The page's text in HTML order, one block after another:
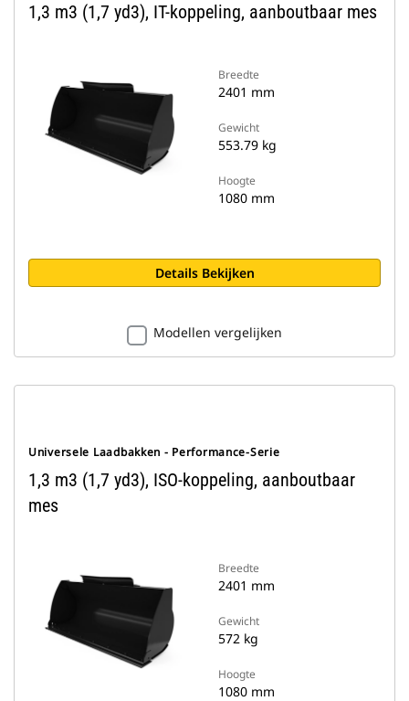
1,3 m3 (1,7 yd3), IT-koppeling, aanboutbaar mes
Breedte
2401 mm
Gewicht
553.79 kg
Hoogte
1080 mm
Details Bekijken
Modellen vergelijken
Universele Laadbakken - Performance-Serie
1,3 m3 (1,7 yd3), ISO-koppeling, aanboutbaar
mes
Breedte
2401 mm
Gewicht
572 kg
Hoogte
1080 mm